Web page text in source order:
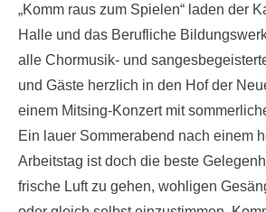
„Komm raus zum Spielen“ laden der
Halle und das Berufliche
alle Chormusik- und
und Gäste herzlich in den Hof der
einem Mitsing-Konzert mit
Ein lauer Sommerabend nach einem
Arbeitstag ist doch die beste
frische Luft zu gehen, wohligen